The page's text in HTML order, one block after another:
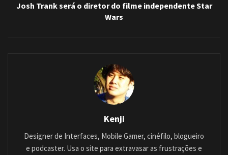
Josh Trank será o diretor do filme independente Star
Wars
Kenji
Designer de Interfaces, Mobile Gamer, cinéfilo, blogueiro
e podcaster. Usa o site para extravasar as frustrações e